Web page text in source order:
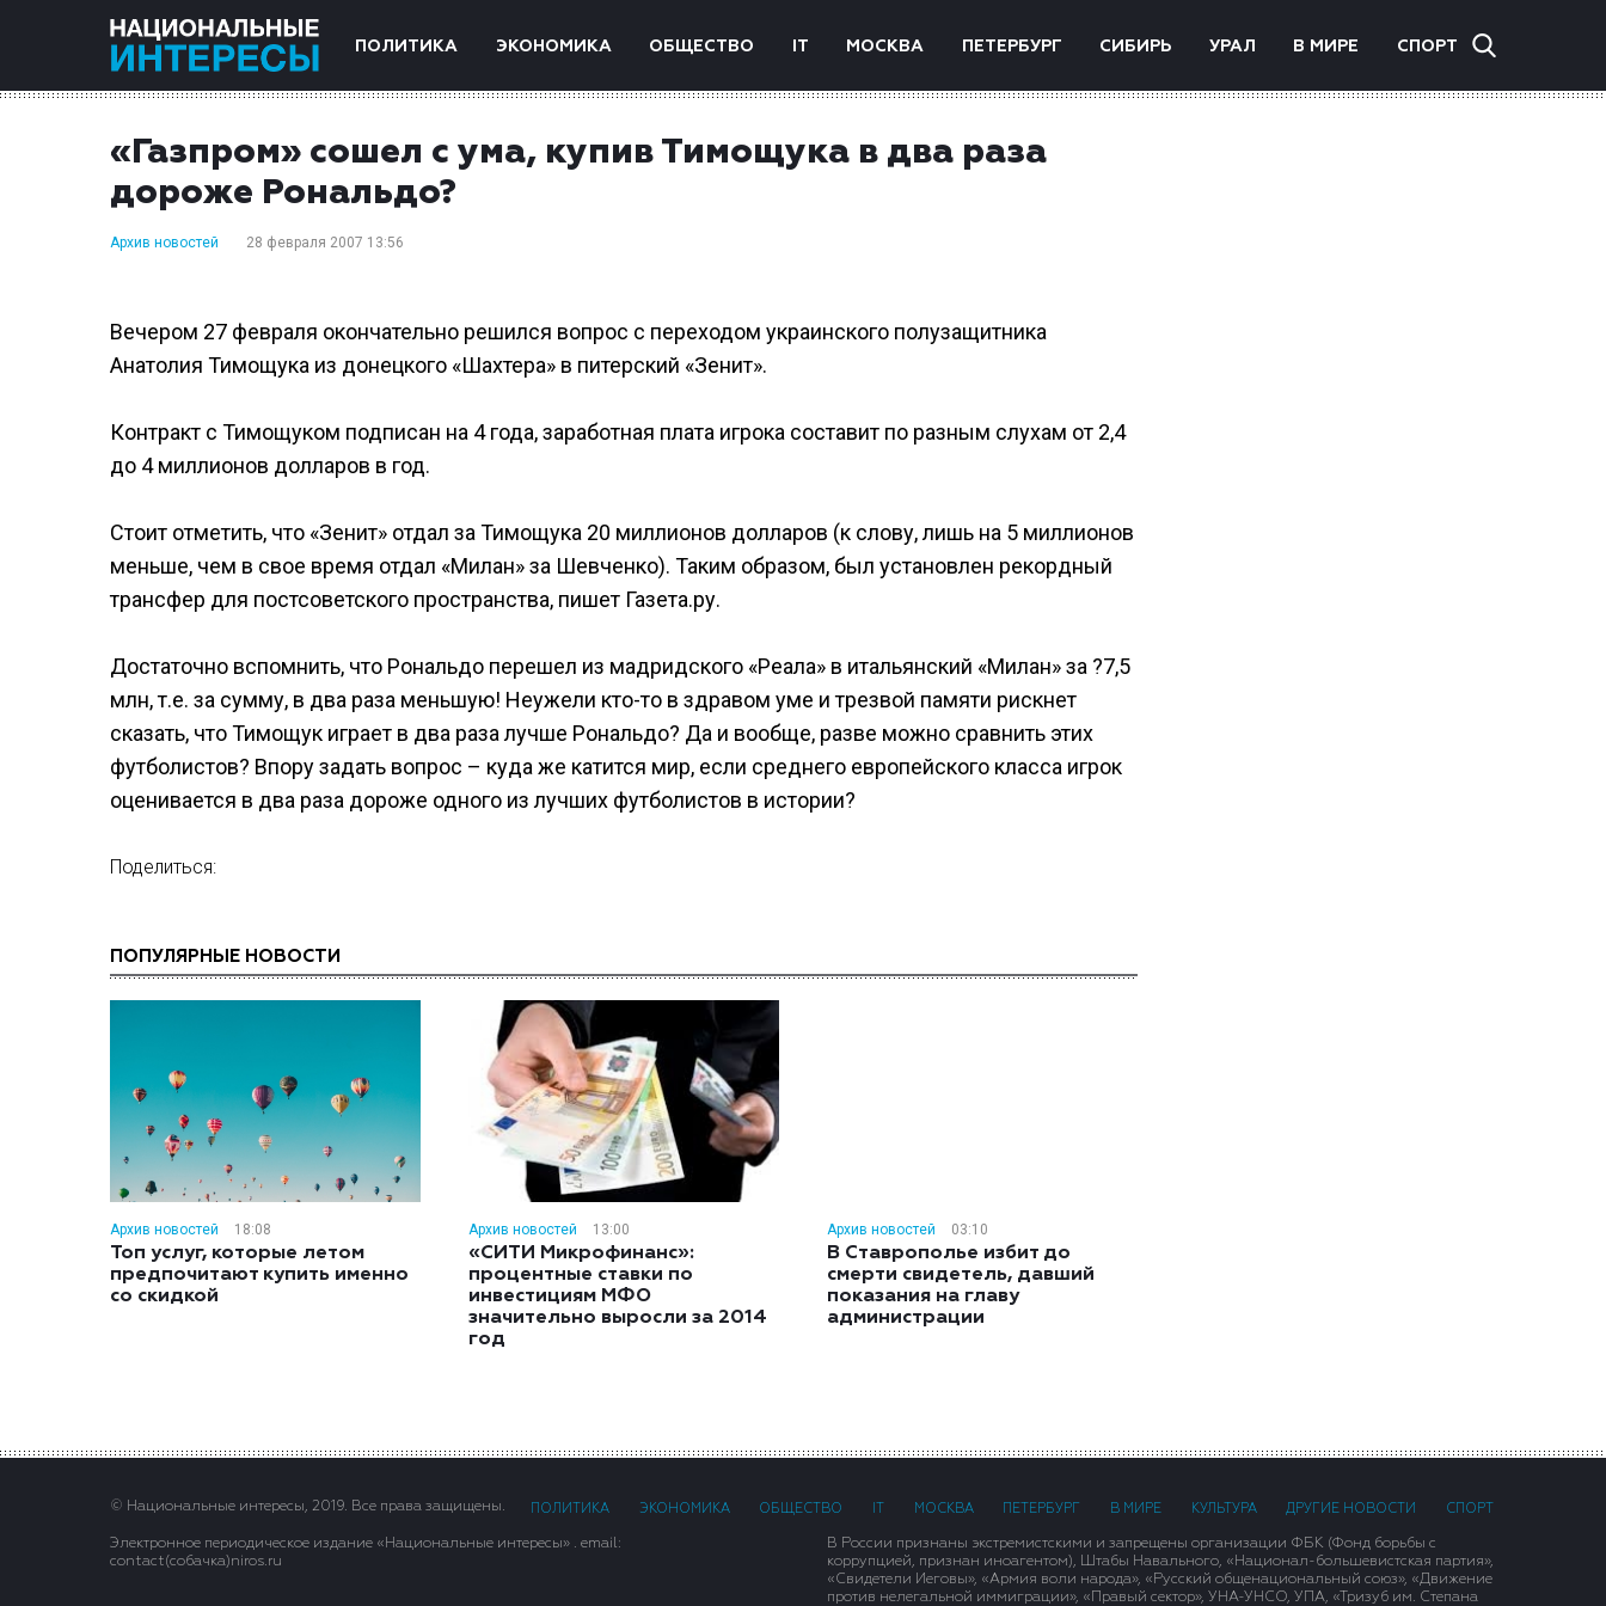
ПОЛИТИКА ЭКОНОМИКА ОБЩЕСТВО IT МОСКВА ПЕТЕРБУРГ СИБИРЬ УРАЛ В МИРЕ СПОРТ
«Газпром» сошел с ума, купив Тимощука в два раза
дороже Рональдо?
Архив новостей 28 февраля 2007 13:56
Вечером 27 февраля окончательно решился вопрос с переходом украинского полузащитника
Анатолия Тимощука из донецкого «Шахтера» в питерский «Зенит».
Контракт с Тимощуком подписан на 4 года, заработная плата игрока составит по разным слухам от 2,4
до 4 миллионов долларов в год.
Стоит отметить, что «Зенит» отдал за Тимощука 20 миллионов долларов (к слову, лишь на 5 миллионов
меньше, чем в свое время отдал «Милан» за Шевченко). Таким образом, был установлен рекордный
трансфер для постсоветского пространства, пишет Газета.ру.
Достаточно вспомнить, что Рональдо перешел из мадридского «Реала» в итальянский «Милан» за ?7,5
млн, т.е. за сумму, в два раза меньшую! Неужели кто-то в здравом уме и трезвой памяти рискнет
сказать, что Тимощук играет в два раза лучше Рональдо? Да и вообще, разве можно сравнить этих
футболистов? Впору задать вопрос – куда же катится мир, если среднего европейского класса игрок
оценивается в два раза дороже одного из лучших футболистов в истории?
Поделиться:
ПОПУЛЯРНЫЕ НОВОСТИ
Архив новостей 18:08
Топ услуг, которые летом
предпочитают купить именно
со скидкой
Архив новостей 13:00
«СИТИ Микрофинанс»:
процентные ставки по
инвестициям МФО
значительно выросли за 2014
год
Архив новостей 03:10
В Ставрополье избит до
смерти свидетель, давший
показания на главу
администрации
© Национальные интересы, 2019. Все права защищены. ПОЛИТИКА ЭКОНОМИКА ОБЩЕСТВО МОСКВА ПЕТЕРБУРГ В МИРЕ КУЛЬТУРА ДРУГИЕ НОВОСТИ СПОРТ
Электронное периодическое издание «Национальные интересы» . email:
contact(сoбaчка)niros.ru
В России признаны экстремистскими и запрещены организации ФБК (Фонд борьбы с
коррупцией, признан иноагентом), Штабы Навального, «Национал-большевистская партия»,
«Свидетели Иеговы», «Армия воли народа», «Русский общенациональный союз», «Движение
против нелегальной иммиграции», «Правый сектор», УНА-УНСО, УПА, «Тризуб им. Степана